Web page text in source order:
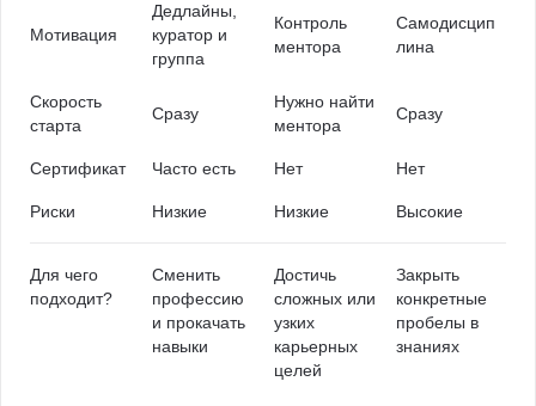
Мотивация
Дедлайны,
куратор и
группа
Контроль
ментора
Самодисцип
лина
Скорость
старта
Сразу
Нужно найти
ментора
Сразу
Сертификат Часто есть Нет Нет
Риски Низкие Низкие Высокие
Для чего
подходит?
Сменить
профессию
и прокачать
навыки
Достичь
сложных или
узких
карьерных
целей
Закрыть
конкретные
пробелы в
знаниях